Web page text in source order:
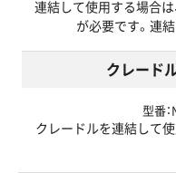
連結して使用する場合は
が必要です。連
クレード
型番
クレードルを連結して